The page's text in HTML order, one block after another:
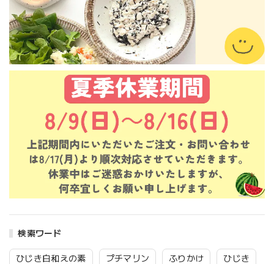
検索ワード
ひじき白和えの素 プチマリン ふりかけ ひじき